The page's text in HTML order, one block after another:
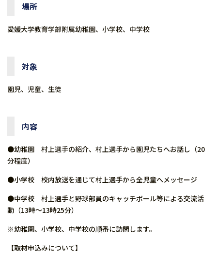
場所
愛媛大学教育学部附属幼稚園、小学校、中学校
対象
園児、児童、生徒
内容
●幼稚園 村上選手の紹介、村上選手から園児たちへお話し（20
分程度）
●小学校 校内放送を通じて村上選手から全児童へメッセージ
●中学校 村上選手と野球部員のキャッチボール等による交流活
動（13時～13時25分）
※幼稚園、小学校、中学校の順番に訪問します。
【取材申込みについて】